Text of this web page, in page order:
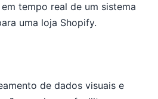
tempo real de um sistema
uma loja Shopify.
de dados visuais e